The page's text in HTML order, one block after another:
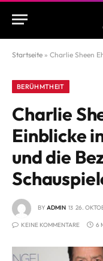
Startseite » Charlie Sheen
BERÜHMTHEIT
Charlie
Einblicke
und die
BY ADMIN 26.
KEINE KOMMENTARE 6